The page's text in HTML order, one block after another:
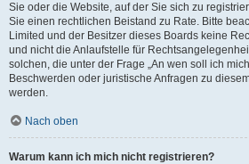
Sie oder die Website, auf der Sie sich zu
Sie einen rechtlichen Beistand zu Rate. Bitte
Limited und der Besitzer dieses Boards keine
und nicht die Anlaufstelle für
solchen, die unter der Frage „An wen soll ich
Beschwerden oder juristische Anfragen zu
werden.
Nach oben
Warum kann ich mich nicht registrieren?